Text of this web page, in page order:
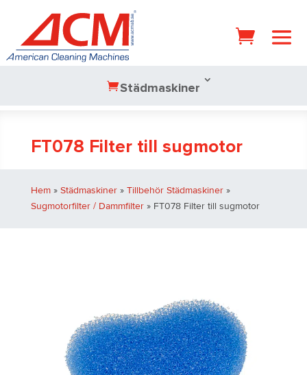
Städmaskiner
FT078 Filter till sugmotor
Hem» Städmaskiner» Tillbehör Städmaskiner»
Sugmotorfilter / Dammfilter» FT078 Filter till sugmotor